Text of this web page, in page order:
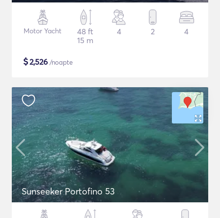
Motor Yacht
48 ft
15 m
4 2 4
$2,526 /noapte
Sunseeker Portofino 53